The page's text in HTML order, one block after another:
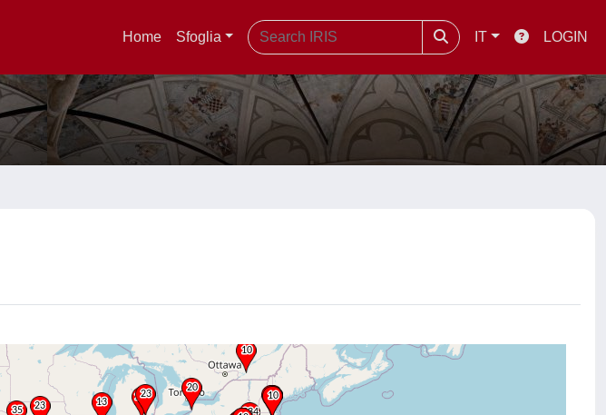
Home Sfoglia IT LOGIN